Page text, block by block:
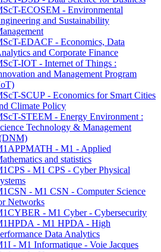
ECOSEM - Environmental
and Sustainability
EDACF - Economics, Data
and Corporate Finance
IOT - Internet of Things :
and Management Program
SCUP - Economics for Smart Cities
Climate Policy
STEEM - Energy Environment :
Technology & Management
- M1 - Applied
and statistics
- M1 CPS - Cyber Physical
- M1 CSN - Computer Science
Networks
- M1 Cyber - Cybersecurity
- M1 HPDA - High
Data Analytics
- M1 Informatique - Voie Jacques